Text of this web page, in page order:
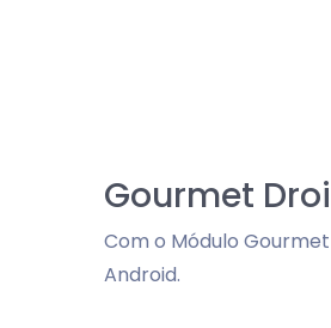
Gourmet
Com o Módulo
Android.